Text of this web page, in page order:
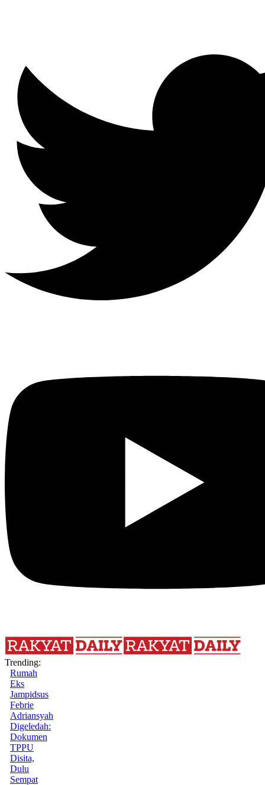
Trending:
Rumah
Eks
Jampidsus
Febrie
Adriansyah
Digeledah:
Dokumen
TPPU
Disita,
Dulu
Sempat